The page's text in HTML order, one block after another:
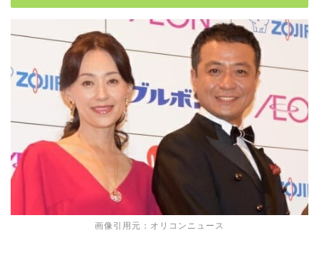
画像引用元：オリコンニュース